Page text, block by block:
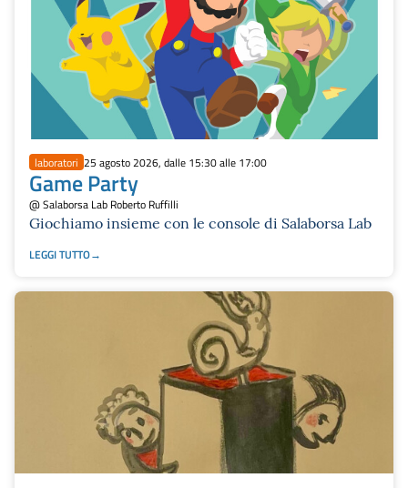
laboratori 25 agosto 2026, dalle 15:30 alle 17:00
Game Party
@ Salaborsa Lab Roberto Ruffilli
Giochiamo insieme con le console di Salaborsa Lab
LEGGI TUTTO